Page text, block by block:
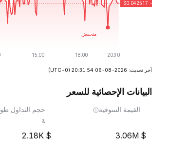
آخر تحديث: 2026-08-06 20:31:54 (UTC+0)
البيانات الإحصائية للسعر
القيمة السوقية
3.06M
ة
2.18K